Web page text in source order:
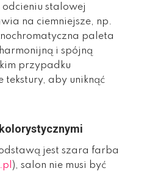
stalowej
na ciemniejsze, np.
paleta
i spójną
przypadku
tekstury, aby uniknąć
jest szara farba
), salon nie musi być